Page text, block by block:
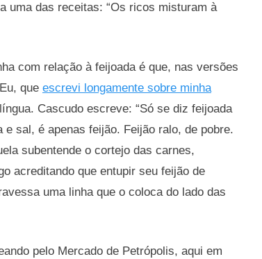
uma das receitas: “Os ricos misturam à
com relação à feijoada é que, nas versões
que escrevi longamente sobre minha
Cascudo escreve: “Só se diz feijoada
sal, é apenas feijão. Feijão ralo, de pobre.
subentende o cortejo das carnes,
acreditando que entupir seu feijão de
uma linha que o coloca do lado das
pelo Mercado de Petrópolis, aqui em